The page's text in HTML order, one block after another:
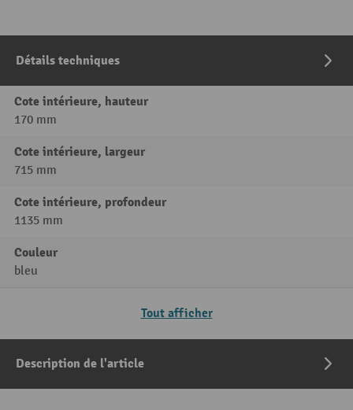
Détails techniques
Cote intérieure, hauteur
170 mm
Cote intérieure, largeur
715 mm
Cote intérieure, profondeur
1135 mm
Couleur
bleu
Tout afficher
Description de l'article